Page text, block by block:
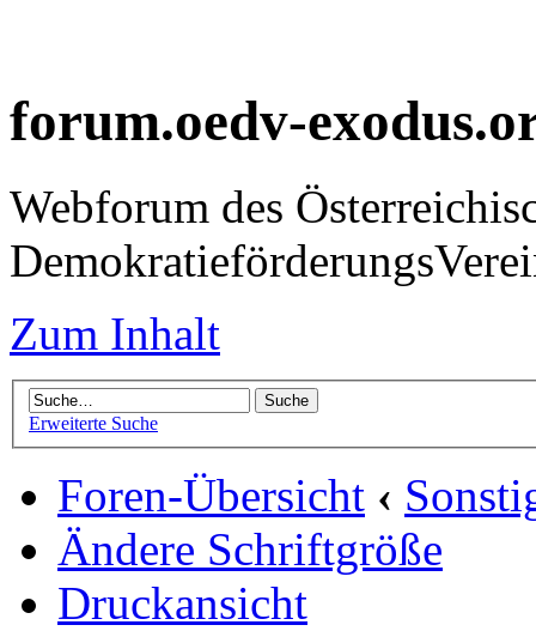
forum.oedv-
Webforum des
Zum Inhalt
Erweiterte Suche
Foren-Übersicht ‹
Ändere Schriftgröße
Druckansicht